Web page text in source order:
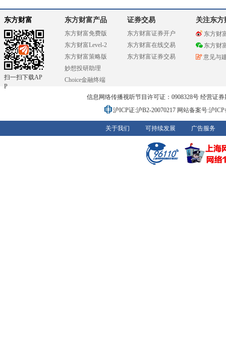
东方财富
扫一扫下载AP
P
东方财富产品
东方财富免费版
东方财富Level-2
东方财富策略版
妙想投研助理
Choice金融终端
证券交易
东方财富证券开户
东方财富在线交易
东方财富证券交易
关注东方
东方财
东方财
意见与
信息网络传播视听节目许可证：0908328号 经营证
沪ICP证:沪B2-20070217 网站备案号:沪
关于我们 可持续发展 广告服务